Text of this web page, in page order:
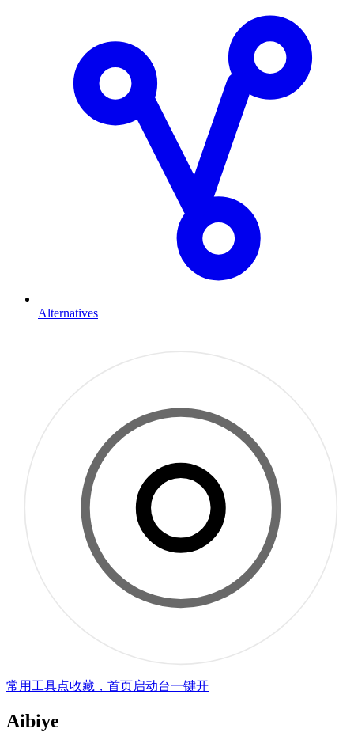
Alternatives
常用工具点收藏，首页启动台一键开
Aibiye